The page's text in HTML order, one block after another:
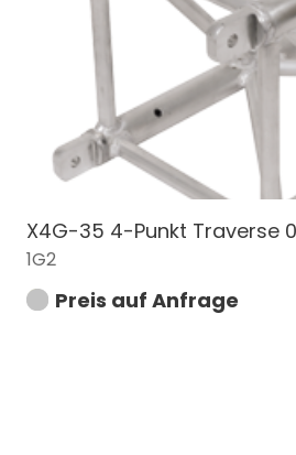
X4G-35 4-Punkt Traverse
1G2
Preis auf Anfrage